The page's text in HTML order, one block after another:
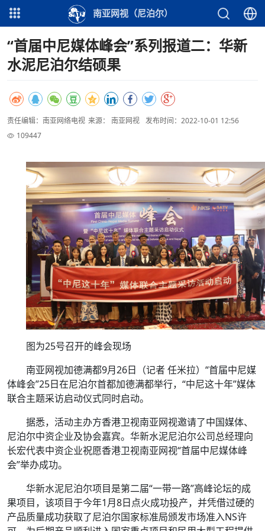
南亚网视（尼泊尔）
“首届中尼媒体峰会”系列报道二：华新
水泥尼泊尔结硕果
责任编辑：南亚网络电视 来源： 南亚网视 发布时间：2022-10-01 12:56
109447
图为25号召开的峰会现场
南亚网视加德满都9月26日（记者 任米拉）“首届中尼媒
体峰会”25日在尼泊尔首都加德满都举行，“中尼这十年”媒体
联合主题采访启动仪式同时启动。
据悉，活动主办方香港卫视南亚网视邀请了中国媒体、
尼泊尔中资企业及协会嘉宾。华新水泥尼泊尔公司总经理向
长宏代表中资企业祝愿香港卫视南亚网视“首届中尼媒体峰
会”举办成功。
华新水泥尼泊尔项目是第二届“一带一路”高峰论坛的成
果项目，该项目于今年1月8日点火成功投产，并凭借过硬的
产品质量成功获取了尼泊尔国家标准局颁发市场准入NS许